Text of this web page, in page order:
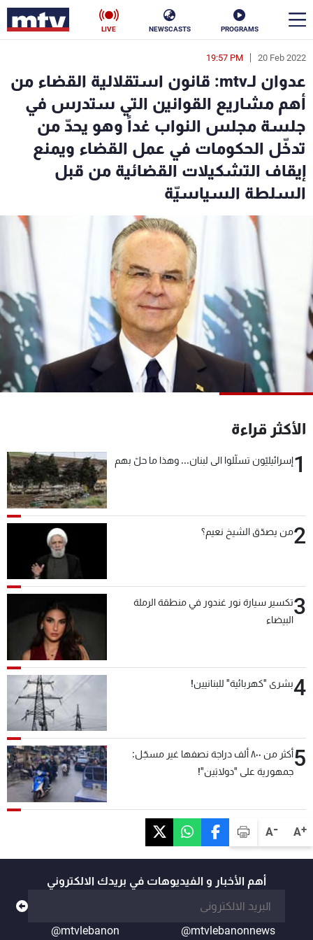
PROGRAMS
NEWSCASTS
LIVE
A+
A-
20 Feb 2022
19:57 PM
عدوان لـmtv: قانون استقلالية القضاء من
أهم مشاريع القوانين التي ستدرس في
جلسة مجلس النواب غداً وهو يحدّ من
تدخّل الحكومات في عمل القضاء ويمنع
إيقاف التشكيلات القضائية من قبل
السلطة السياسيّة
الأكثر قراءة
1إسرائيليّون تسلّلوا الى لبنان... وهذا ما حلّ بهم
2من يصدّق الشيخ نعيم؟
3تكسير سيارة نور غندور في منطقة الرملة
البيضاء
4بشرى "كهربائية" للبنانيين!
5
أكثر من ٨٠٠ ألف دراجة نصفها غير مسجّل:
جمهورية على "دولابَين"!
أهم الأخبار و الفيديوهات في بريدك الالكتروني
@mtvlebanonnews
@mtvlebanon
en
الأخبار
سياسة ناس
إقتصاد فن
منوعات
كأس العالم
البرامج
جدول البرامج
شاهد البرامج
الترددات
عن MTV
لاعلاناتكم
وظائف